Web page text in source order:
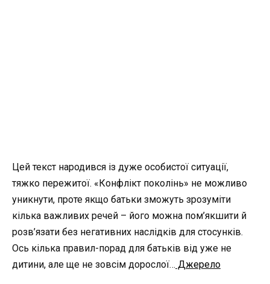
Цей текст народився із дуже особистої ситуації,
тяжко пережитої. «Конфлікт поколінь» не можливо
уникнути, проте якщо батьки зможуть зрозуміти
кілька важливих речей – його можна пом’якшити й
розв’язати без негативних наслідків для стосунків.
Ось кілька правил-порад для батьків від уже не
дитини, але ще не зовсім дорослої… Джерело